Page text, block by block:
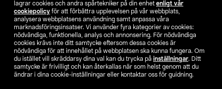
lagrar cookies och andra spårtekniker på din enhet enligt vår
cookiepolicy för att förbättra upplevelsen på vår webbplats,
analysera webbplatsens användning samt anpassa våra
marknadsföringsinsatser. Vi använder fyra kategorier av cookies:
nödvändiga, funktionella, analys och annonsering. För nödvändiga
cookies krävs inte ditt samtycke eftersom dessa cookies är
nödvändiga för att innehållet på webbplatsen ska kunna fungera. Om
du istället vill skräddarsy dina val kan du trycka på inställningar. Ditt
samtycke är frivilligt och kan återkallas när som helst genom att du
ändrar i dina cookie-inställningar eller kontaktar oss för guidning.
SE NO FI